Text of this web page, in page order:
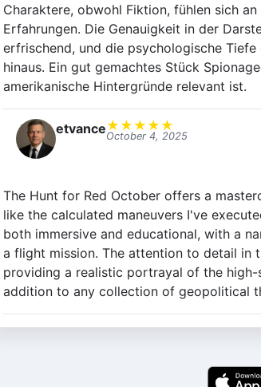
Charaktere, obwohl Fiktion, fühlen sich
Erfahrungen. Die Genauigkeit in der
erfrischend, und die psychologische
hinaus. Ein gut gemachtes Stück
amerikanische Hintergründe relevant ist.
etvance★ ★ ★ ★ ★
October 4, 2025
The Hunt for Red October offers a
like the calculated maneuvers I've
both immersive and educational, with a
a flight mission. The attention to detail in
providing a realistic portrayal of the
addition to any collection of geopolitical